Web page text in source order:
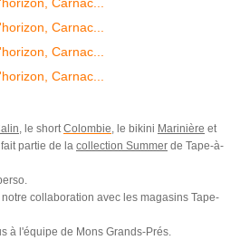
, le shortColombie, le bikini Marinière et
partie de la collection Summer de Tape-à-
collaboration avec les magasins Tape-
à l'équipe de Mons Grands-Prés.